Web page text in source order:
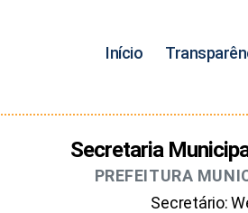
Início
Secretaria
PREFEITURA
Secretário: